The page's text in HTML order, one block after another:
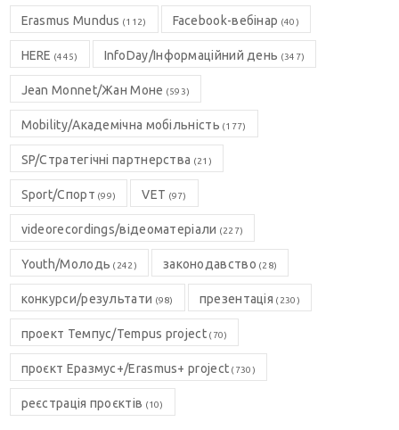
Erasmus Mundus (112) Facebook-вебінар (40)
HERE (445) InfoDay/Інформаційний день (347)
Jean Monnet/Жан Моне (593)
Mobility/Академічна мобільність (177)
SP/Стратегічні партнерства (21)
Sport/Спорт (99) VET (97)
videorecordings/відеоматеріали (227)
Youth/Молодь (242) законодавство (28)
конкурси/результати (98) презентація (230)
проект Темпус/Tempus project(70)
проєкт Еразмус+/Erasmus+ project (730)
реєстрація проєктів (10)